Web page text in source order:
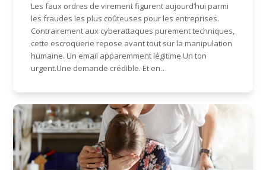
Les faux ordres de virement figurent aujourd’hui parmi
les fraudes les plus coûteuses pour les entreprises.
Contrairement aux cyberattaques purement techniques,
cette escroquerie repose avant tout sur la manipulation
humaine. Un email apparemment légitime.Un ton
urgent.Une demande crédible. Et en…